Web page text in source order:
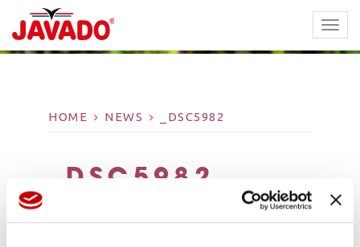
HOME NEWS _DSC5982
_DSC5982